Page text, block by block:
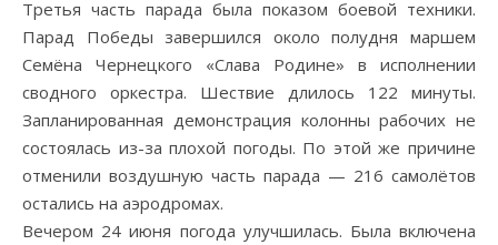
Третья часть парада была показом боевой техники.
Парад Победы завершился около полудня маршем
Семёна Чернецкого «Слава Родине» в исполнении
сводного оркестра. Шествие длилось 122 минуты.
Запланированная демонстрация колонны рабочих не
состоялась из-за плохой погоды. По этой же причине
отменили воздушную часть парада — 216 самолётов
остались на аэродромах.
Вечером 24 июня погода улучшилась. Была включена